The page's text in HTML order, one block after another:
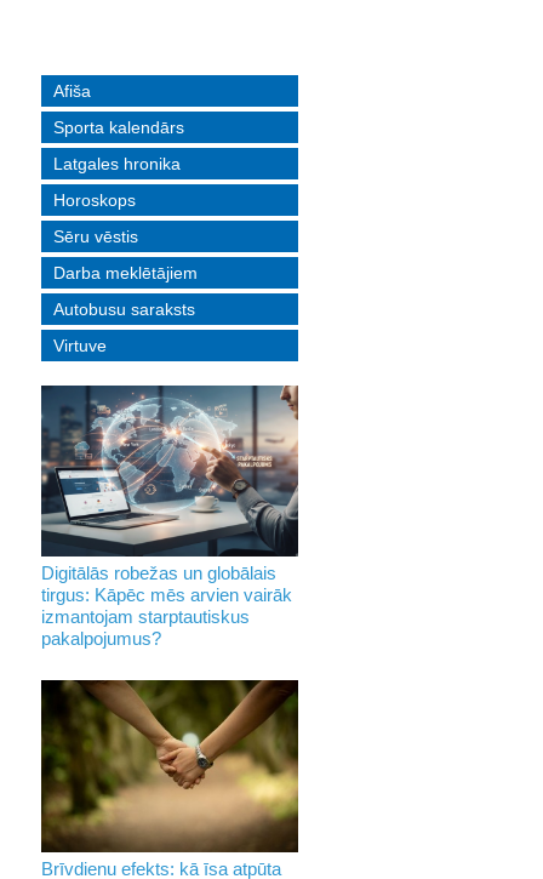
Afiša
Sporta kalendārs
Latgales hronika
Horoskops
Sēru vēstis
Darba meklētājiem
Autobusu saraksts
Virtuve
Digitālās robežas un globālais
tirgus: Kāpēc mēs arvien vairāk
izmantojam starptautiskus
pakalpojumus?
Brīvdienu efekts: kā īsa atpūta